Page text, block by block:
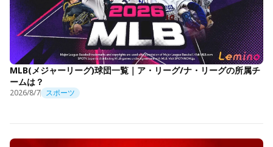
MLB(メジャーリーグ)球団一覧｜ア・リーグ/ナ・リーグの所属チ
ームは？
2026/8/7 スポーツ